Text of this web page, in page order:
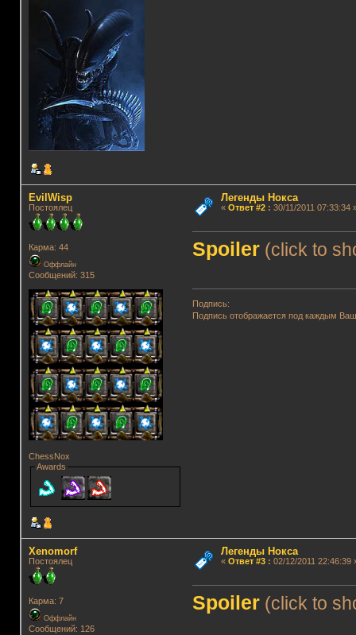
EvilWisp
Постоялец
Карма: 44
Оффлайн
Сообщений: 315
ChessNox
Awards
Легенды Нокса
« Ответ #2: 30/11/2011 07:33:34
Spoiler (click to
Подпись:
Подпись отображается под каждым
Xenomorf
Постоялец
Карма: 7
Оффлайн
Сообщений: 126
Легенды Нокса
« Ответ #3: 02/12/2011 22:46:39
Spoiler (click to